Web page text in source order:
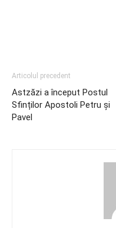
Articolul precedent
Astzăzi a început Postul
Sfinților Apostoli Petru și
Pavel